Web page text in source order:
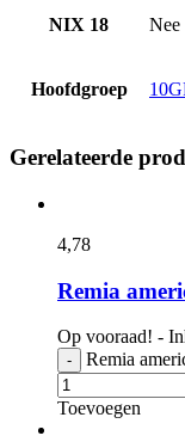
NIX 18 Nee
Hoofdgroep
Gerelateerde
4,78
Remia
Op vooraad! -
- Remia
Toevoegen